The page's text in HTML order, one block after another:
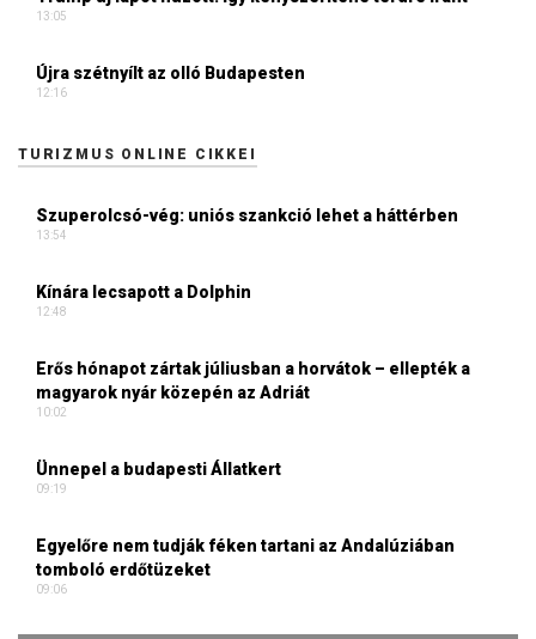
13:05
Újra szétnyílt az olló Budapesten
12:16
TURIZMUS ONLINE CIKKEI
Szuperolcsó-vég: uniós szankció lehet a háttérben
13:54
Kínára lecsapott a Dolphin
12:48
Erős hónapot zártak júliusban a horvátok – ellepték a
magyarok nyár közepén az Adriát
10:02
Ünnepel a budapesti Állatkert
09:19
Egyelőre nem tudják féken tartani az Andalúziában
tomboló erdőtüzeket
09:06